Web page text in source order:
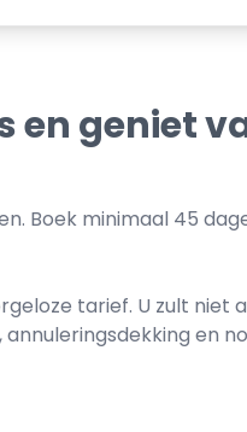
en geniet
Boek minimaal 45
tarief. U zult
en